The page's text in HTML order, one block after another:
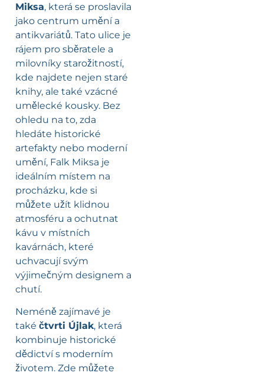
Miksa, která se proslavila
jako centrum umění a
antikvariátů. Tato ulice je
rájem pro sběratele a
milovníky starožitností,
kde najdete nejen staré
knihy, ale také vzácné
umělecké kousky. Bez
ohledu na to, zda
hledáte historické
artefakty nebo moderní
umění, Falk Miksa je
ideálním místem na
procházku, kde si
můžete užít klidnou
atmosféru a ochutnat
kávu v místních
kavárnách, které
uchvacují svým
výjimečným designem a
chutí.
Neméně zajímavé je
také čtvrti Újlak, která
kombinuje historické
dědictví s moderním
životem. Zde můžete